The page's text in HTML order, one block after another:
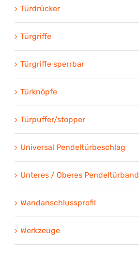
Türdrücker
Türgriffe
Türgriffe sperrbar
Türknöpfe
Türpuffer/stopper
Universal Pendeltürbeschlag
Unteres / Oberes Pendeltürband
Wandanschlussprofil
Werkzeuge